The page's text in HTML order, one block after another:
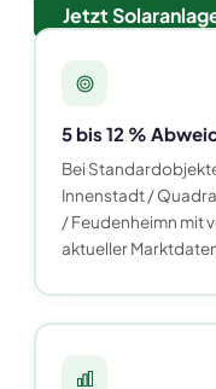
Jetzt
5 bis 12 %
Bei
Innenstadt /
/ Feudenheimn mit
aktueller